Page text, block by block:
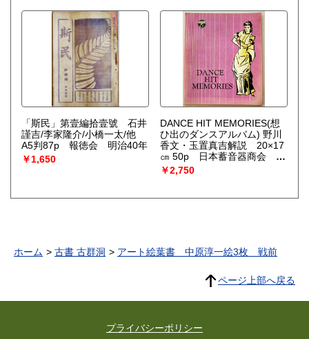
「斯民」第壹編拾壹號 石井
謹吉/李家隆介/小橋一太/他
A5判87p 報徳会 明治40年
￥1,650
DANCE HIT MEMORIES(想
ひ出のダンスアルバム) 野川
香文・玉置真吉解説 20×17
㎝ 50p 日本蓄音器商会 昭
和14年
￥2,750
ホーム 古書 古群洞 アート絵葉書 中原淳一絵3枚 戦前
ページ上部へ戻る
プライバシーポリシー